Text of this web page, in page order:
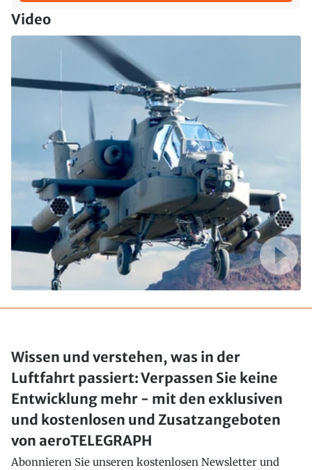
Video
Wissen und verstehen, was in der
Luftfahrt passiert: Verpassen Sie keine
Entwicklung mehr - mit den exklusiven
und kostenlosen und Zusatzangeboten
von aeroTELEGRAPH
Abonnieren Sie unseren kostenlosen Newsletter und